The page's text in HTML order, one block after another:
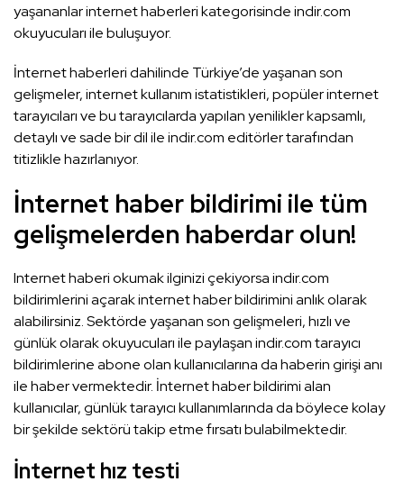
yaşananlar internet haberleri kategorisinde indir.com
okuyucuları ile buluşuyor.
İnternet haberleri dahilinde Türkiye’de yaşanan son
gelişmeler, internet kullanım istatistikleri, popüler internet
tarayıcıları ve bu tarayıcılarda yapılan yenilikler kapsamlı,
detaylı ve sade bir dil ile indir.com editörler tarafından
titizlikle hazırlanıyor.
İnternet haber bildirimi ile tüm
gelişmelerden haberdar olun!
Internet haberi okumak ilginizi çekiyorsa indir.com
bildirimlerini açarak internet haber bildirimini anlık olarak
alabilirsiniz. Sektörde yaşanan son gelişmeleri, hızlı ve
günlük olarak okuyucuları ile paylaşan indir.com tarayıcı
bildirimlerine abone olan kullanıcılarına da haberin girişi anı
ile haber vermektedir. İnternet haber bildirimi alan
kullanıcılar, günlük tarayıcı kullanımlarında da böylece kolay
bir şekilde sektörü takip etme fırsatı bulabilmektedir.
İnternet hız testi